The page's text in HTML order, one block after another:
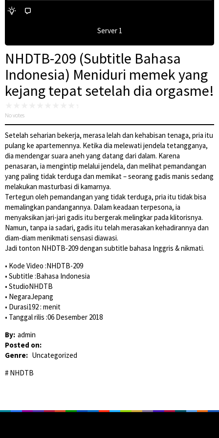
Server 1
NHDTB-209 (Subtitle Bahasa
Indonesia) Meniduri memek yang
kejang tepat setelah dia orgasme!
No votes
Setelah seharian bekerja, merasa lelah dan kehabisan tenaga, pria itu
pulang ke apartemennya. Ketika dia melewati jendela tetangganya,
dia mendengar suara aneh yang datang dari dalam. Karena
penasaran, ia mengintip melalui jendela, dan melihat pemandangan
yang paling tidak terduga dan memikat – seorang gadis manis sedang
melakukan masturbasi di kamarnya.
Tertegun oleh pemandangan yang tidak terduga, pria itu tidak bisa
memalingkan pandangannya. Dalam keadaan terpesona, ia
menyaksikan jari-jari gadis itu bergerak melingkar pada klitorisnya.
Namun, tanpa ia sadari, gadis itu telah merasakan kehadirannya dan
diam-diam menikmati sensasi diawasi.
Jadi tonton NHDTB-209 dengan subtitle bahasa Inggris & nikmati.
• Kode Video :NHDTB-209
• Subtitle :Bahasa Indonesia
• StudioNHDTB
• NegaraJepang
• Durasi192 : menit
• Tanggal rilis :06 Desember 2018
By: admin
Posted on:
Genre: Uncategorized
NHDTB